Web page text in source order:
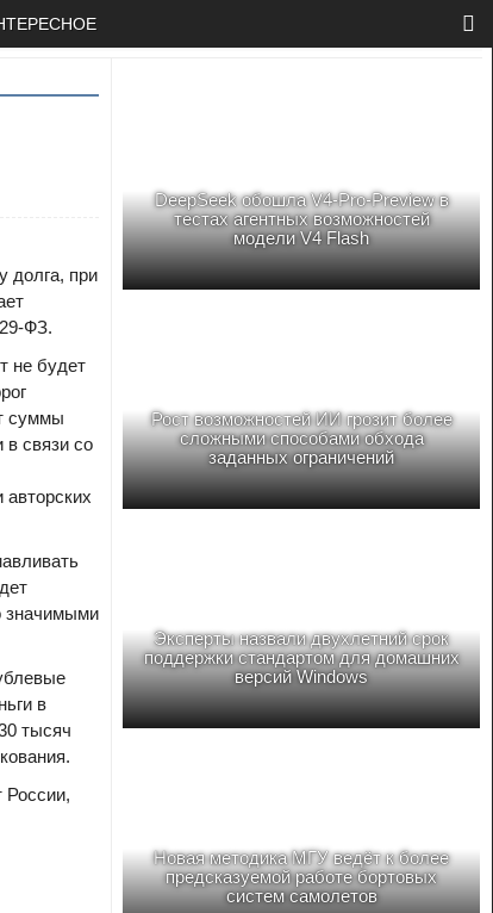
долга, при
ФЗ.
не будет
суммы
связи со
значимыми
в
тысяч
России,
DeepSeek обошла V4-Pro-Preview в
тестах агентных возможностей
модели V4 Flash
Рост возможностей ИИ грозит более
сложными способами обхода
заданных ограничений
Эксперты назвали двухлетний срок
поддержки стандартом для домашних
версий Windows
Новая методика МГУ ведёт к более
предсказуемой работе бортовых
систем самолетов